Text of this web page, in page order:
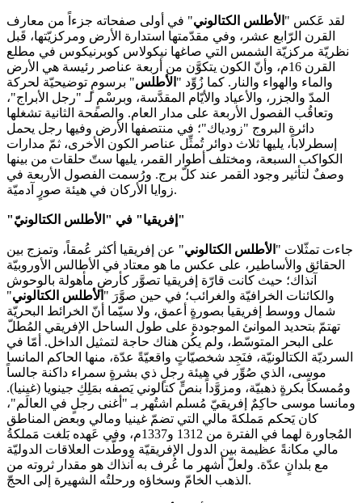
لقد عَكس "الأطلس الكتالوني" في أولى صفحاته جزءاً من معارف
القرن الرّابع عشر، وفي مقدّمتها استدارة الأرض ومركزيّتها، قَبل
نظريّة مركزيّة الشمس التي صاغها نيكولاس كوبرنيكوس في مطلع
القرن 16م، وأنّ الكون يتكوَّن من أربعة عناصر رئيسة هي الأرض
والماء والهواء والنار. كما زُوِّد "الأطلس" برسومٍ توضيحيّة لحركة
المدّ والجزر، والأعياد والأيّام المقدَّسة، وبرسْمٍ لـ "رجل الأبراج"،
وتعاقُب الفصول الأربعة على مدار العام. والصفحة الثانية تشغلها
دائرة البروج "زودياك"؛ في منتصفها الأرض وفيها رجل يحمل
إسطرلاباً، يليها ثلاث دوائر تُمثِّل عناصر الكون الأخرى، ثمّ مدارات
الكواكب السبعة، ومختلف أطوار القمر، يليها ستّ حلقات من بينها
وصفٌ لتأثير وجود القمر عند كلّ برج. ورُسمت الفصول الأربعة في
زوايا الأركان في هيئة صورٍ آدميّة.
"إفريقيا" في "الأطلس الكتالونيّ"
جاءت تمثّلات "الأطلس الكتالوني" عن إفريقيا أكثر عُمقاً، وتمزج بين
الحقائق والأساطير، على عكس ما هو معتاد في الأطالس الأوروبيّة
آنذاك؛ حيث كانت قارّة إفريقيا تصوَّر كأرضٍ مأهولة بالوحوش
والكائنات الخرافيّة والغرائب؛ في حين صوَّرَ "الأطلس الكتالوني"
شمال ووسط إفريقيا بصورةٍ أعمق، ولا سيّما أنّ الخرائط البحريّة
تهتمّ بتحديد الموانئ الموجودة على طول الساحل الإفريقي المُطلّ
على البحر المتوسّط، ولم يكُن هناك حاجة لتمثيل الداخل. أمّا في
السرديّة الكتالونيّة، فنَجِد شخصيّاتٍ واقعيّةً عدّة، منها الحاكم المانسا
موسى، الذي صُوِّر في هيئة رجلٍ ذي بشرةٍ سمراء داكنة جالساً
ومُمسكاً بكرةٍ ذهبيّة، ومزوَّداً بنصٍّ كتالوني يَصفه بمَلِكِ جينويا (غينيا).
ومانسا موسى حاكِمٌ إفريقيّ مُسلم اشتُهر بـ "أغنى رجلٍ في العالَم"،
كان يَحكم مَملكةَ مالي التي تضمّ غينيا ومالي وبعض المناطق
المُجاورة لهما في الفترة من 1312 و1337م، وفي عَهده بَلغت مَملكةُ
مالي مكانةً عظيمة بين الدول الإفريقيّة ووطَّدت العلاقات الدوليّة
مع بلدانٍ عدّة. ولعلّ أشهر ما عُرف به آنذاك هو مقدار ثروته من
الذهب الخامّ وسخاؤه ورحلتُه الشهيرة إلى الحجّ.